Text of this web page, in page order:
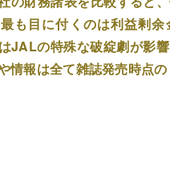
も目に付くのは利益剰
JALの特殊な破綻劇が影
情報は全て雑誌発売時点の